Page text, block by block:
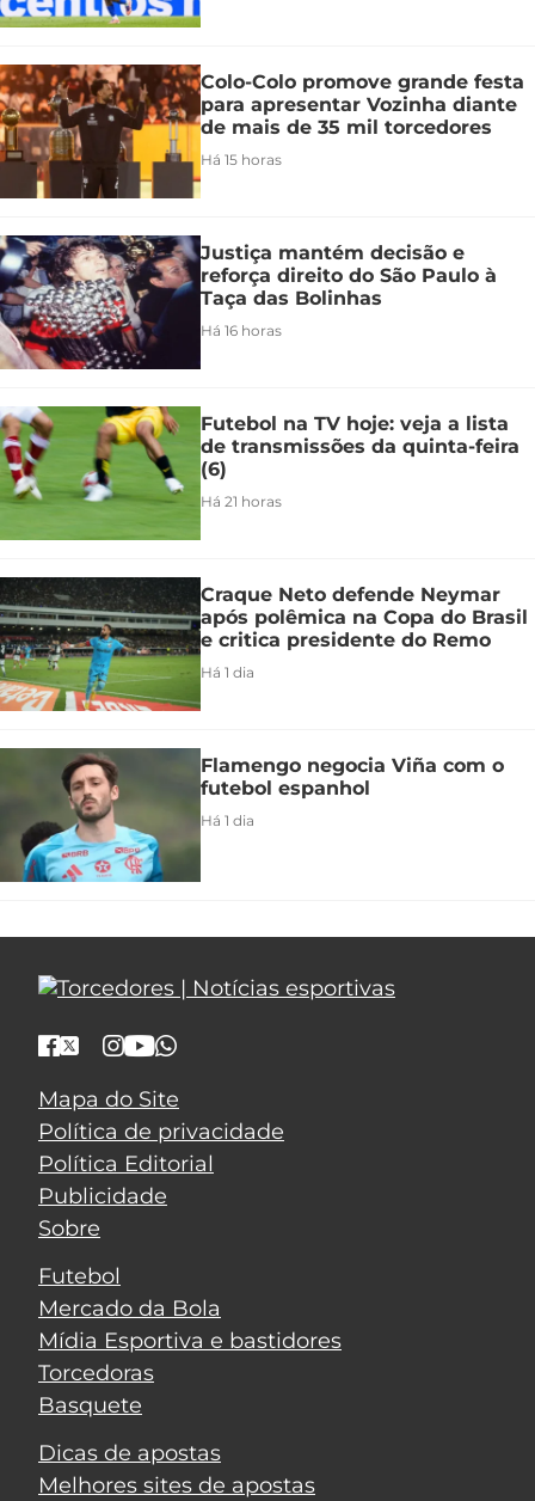
Colo-Colo promove grande festa
para apresentar Vozinha diante
de mais de 35 mil torcedores
Há 15 horas
Justiça mantém decisão e
reforça direito do São Paulo à
Taça das Bolinhas
Há 16 horas
Futebol na TV hoje: veja a lista
de transmissões da quinta-feira
(6)
Há 21 horas
Craque Neto defende Neymar
após polêmica na Copa do Brasil
e critica presidente do Remo
Há 1 dia
Flamengo negocia Viña com o
futebol espanhol
Há 1 dia
Mapa do Site
Política de privacidade
Política Editorial
Publicidade
Sobre
Futebol
Mercado da Bola
Mídia Esportiva e bastidores
Torcedoras
Basquete
Dicas de apostas
Melhores sites de apostas